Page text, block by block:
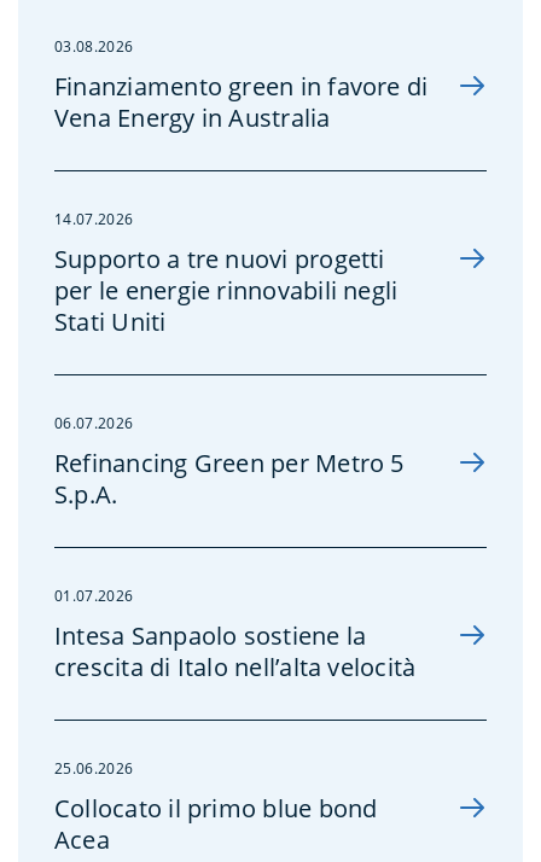
03.08.2026
Finanziamento green in favore di
Vena Energy in Australia
14.07.2026
Supporto a tre nuovi progetti
per le energie rinnovabili negli
Stati Uniti
06.07.2026
Refinancing Green per Metro 5
S.p.A.
01.07.2026
Intesa Sanpaolo sostiene la
crescita di Italo nell’alta velocità
25.06.2026
Collocato il primo blue bond
Acea